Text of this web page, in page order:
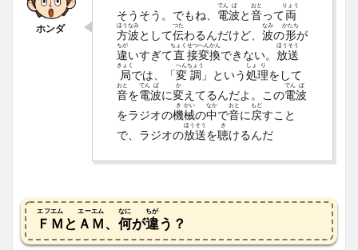
そうそう。でもね、 電
でん
波
ぱ
と音
おと
って両
りょう
方
ほう
波
なみ
として伝
つた
わるんだけど、 波
なみ
の形
かたち
が
違
ちが
いすぎて直
ちょく
接
せつ
変
へん
換
かん
できない。 放
ほう
送
そう
局
きょく
では、「変
へん
調
ちょう
」という処
しょ
理
り
をして
音
おと
を電
でん
波
ぱ
に変
か
えてるんだよ。この電
でん
波
ぱ
をラジオの機
き
械
かい
の中
なか
で音
おと
に 戻
もど
すこと
で、ラジオの放
ほう
送
そう
を聴
き
けるんだ
ＦＭ
エフエム
と ＡＭ
エーエム
、 何
なに
が違
ちが
う？